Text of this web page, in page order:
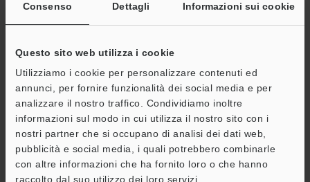
Consenso Dettagli Informazioni sui cookie
Questo sito web utilizza i cookie
Utilizziamo i cookie per personalizzare contenuti ed
annunci, per fornire funzionalità dei social media e per
analizzare il nostro traffico. Condividiamo inoltre
informazioni sul modo in cui utilizza il nostro sito con i
nostri partner che si occupano di analisi dei dati web,
pubblicità e social media, i quali potrebbero combinarle
con altre informazioni che ha fornito loro o che hanno
raccolto dal suo utilizzo dei loro servizi.
Lettore di codici per la logistica
Serie SR-5000
Cataloghi
Prezzo
Ritorno alla Selezione di prodotti per industria e